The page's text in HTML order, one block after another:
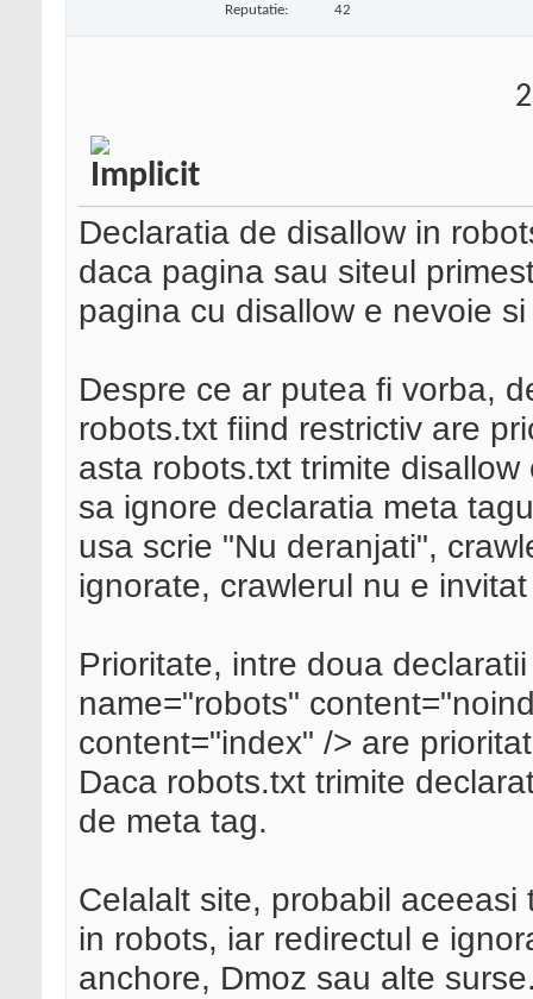
Reputatie: 42
Declaratia de disallow in
daca pagina sau siteul
pagina cu disallow e nevoie
Despre ce ar putea fi vorba,
robots.txt fiind restrictiv are
asta robots.txt trimite
sa ignore declaratia meta
usa scrie "Nu deranjati",
ignorate, crawlerul nu e
Prioritate, intre doua
name="robots"
content="index" /> are
Daca robots.txt trimite
de meta tag.
Celalalt site, probabil
in robots, iar redirectul e
anchore, Dmoz sau alte